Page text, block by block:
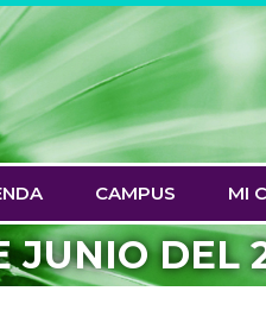
CAMPUS MI
JUNIO DEL